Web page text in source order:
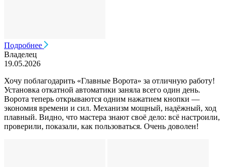
Подробнее
Владелец
19.05.2026
Хочу поблагодарить «Главные Ворота» за отличную работу!
Установка откатной автоматики заняла всего один день.
Ворота теперь открываются одним нажатием кнопки —
экономия времени и сил. Механизм мощный, надёжный, ход
плавный. Видно, что мастера знают своё дело: всё настроили,
проверили, показали, как пользоваться. Очень доволен!